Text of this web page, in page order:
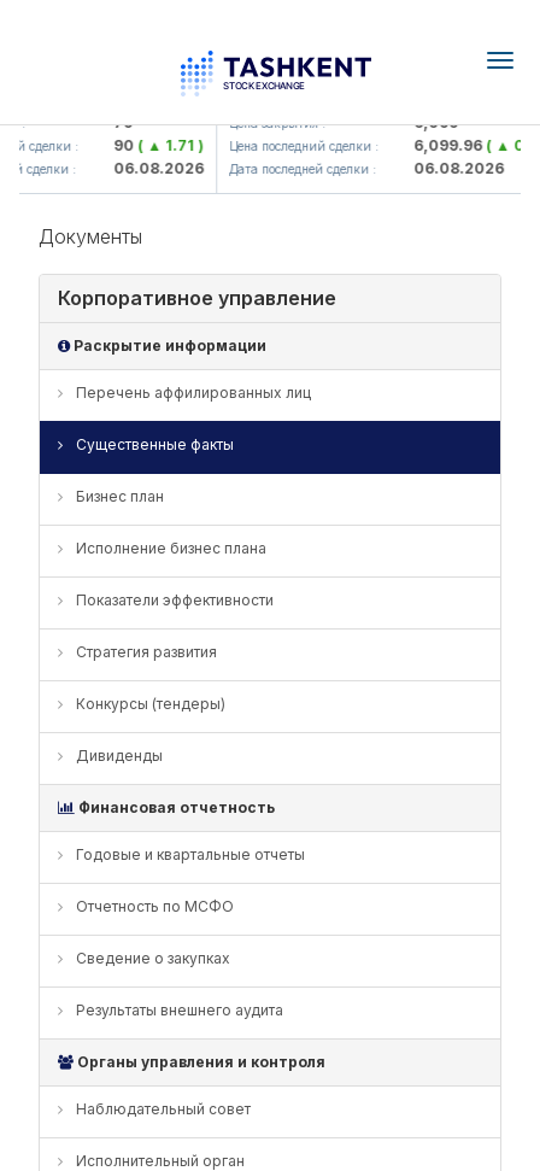
: 79
сделки : 90( ▲ 1.71 )
сделки : 06.08.2026
UZMK (<O'zmetkombinat> AJ)
Цена закрытия : 6,099
Цена последний сделки : 6,099.96( ▲ 0.08
Дата последней сделки : 06.08.2026
Документы
Корпоративное управление
Раскрытие информации
Перечень аффилированных лиц
Существенные факты
Бизнес план
Исполнение бизнес плана
Показатели эффективности
Стратегия развития
Конкурсы (тендеры)
Дивиденды
Финансовая отчетность
Годовые и квартальные отчеты
Отчетность по МСФО
Сведение о закупках
Результаты внешнего аудита
Органы управления и контроля
Наблюдательный совет
Исполнительный орган